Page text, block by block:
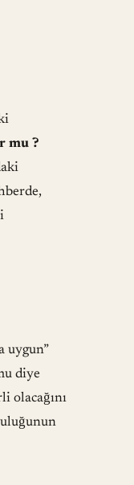
mu ?
uygun”
diye
olacağını